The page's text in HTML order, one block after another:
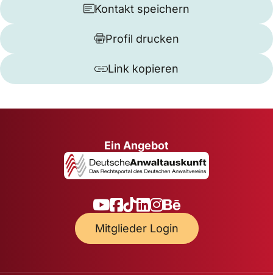
Kontakt speichern
Profil drucken
Link kopieren
Ein Angebot
Mitglieder Login